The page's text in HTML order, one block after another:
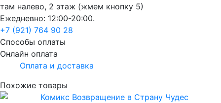
там налево, 2 этаж (жмем кнопку 5)
Ежедневно: 12:00-20:00.
+7 (921) 764 90 28
Способы оплаты
Онлайн оплата
Оплата и доставка
Похожие товары